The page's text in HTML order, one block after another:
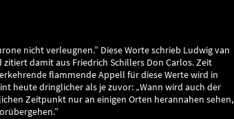
nicht verleugnen.” Diese Worte schrieb Ludwig van
damit aus Friedrich Schillers Don Carlos. Zeit
flammende Appell für diese Werte wird in
heute dringlicher als je zuvor: „Wann wird auch der
Zeitpunkt nur an einigen Orten herannahen sehen,